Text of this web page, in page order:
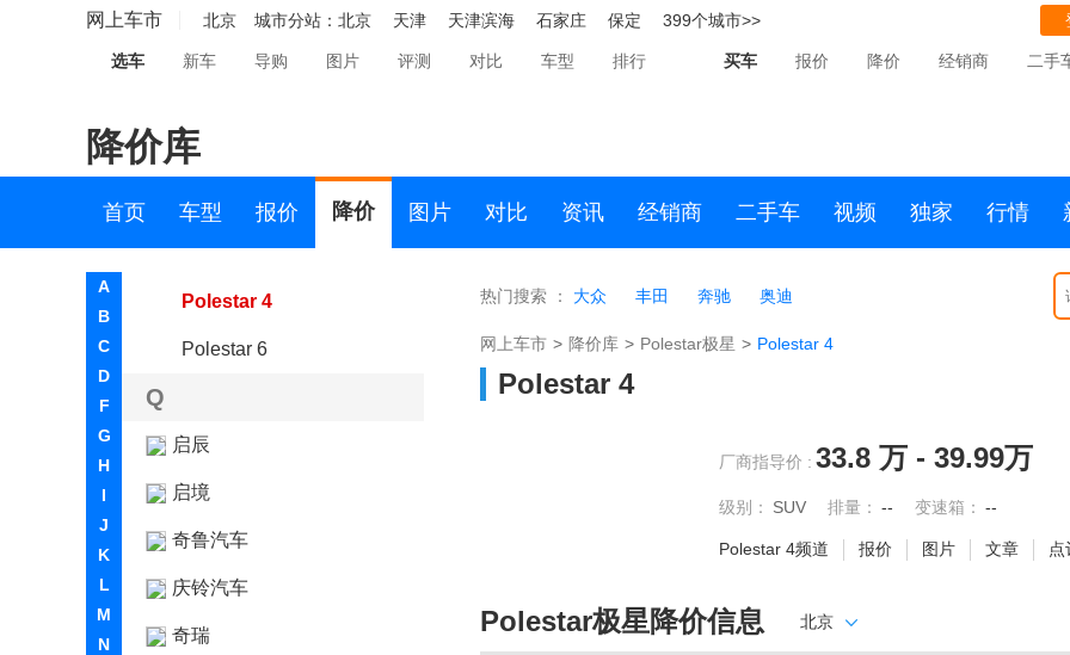
网上车市 北京 城市分站： 北京 天津 天津滨海 石家庄 保定 399个城市>>
选车 新车 导购 图片 评测 对比 车型 排行 买车 报价 降价 经销商 二手
降价库
首页 车型 报价 降价 图片 对比 资讯 经销商 二手车 视频 独家 行情
A
B
C
D
F
G
H
I
J
K
L
M
N
欧拉
Polestar
Polestar 2
Polestar 3
Polestar 4
Polestar 6
Q
启辰
启境
奇鲁汽车
庆铃汽车
奇瑞
热门搜索 ： 大众 丰田 奔驰 奥迪
网上车市 > 降价库 > Polestar极星 > Polestar 4
Polestar 4
厂商指导价 : 33.8 万 - 39.99万
级别： SUV 排量： -- 变速箱： --
Polestar 4频道 报价 图片 文章 点
Polestar极星降价信息 北京